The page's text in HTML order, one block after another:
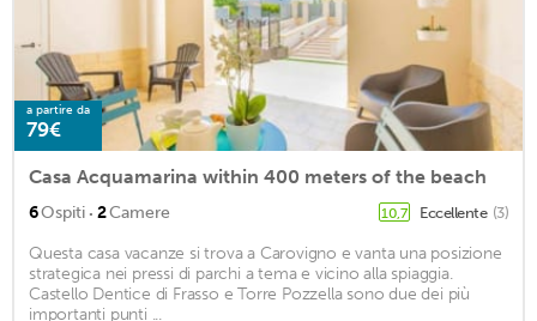
a partire da
79€
Casa Acquamarina within 400 meters of the beach
6Ospiti · 2Camere 10,7 Eccellente (3)
Questa casa vacanze si trova a Carovigno e vanta una posizione
strategica nei pressi di parchi a tema e vicino alla spiaggia.
Castello Dentice di Frasso e Torre Pozzella sono due dei più
importanti punti ...